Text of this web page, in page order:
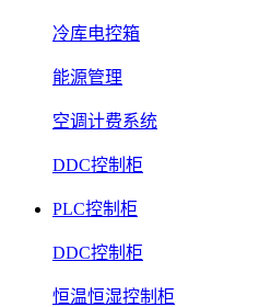
冷库电控箱
能源管理
空调计费系统
DDC控制柜
PLC控制柜
DDC控制柜
恒温恒湿控制柜